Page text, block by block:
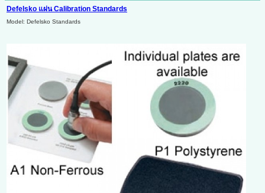
Defelsko แผ่น Calibration Standards
Model: Defelsko Standards